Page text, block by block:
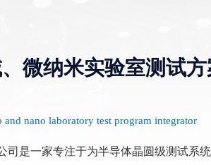
镀膜仪
500G探针
扫描电镜冷热台
XRD原位冷热台
微纳米实验室测试
nano laboratory test program integrator
是一家专注于为半导体晶圆级测试系